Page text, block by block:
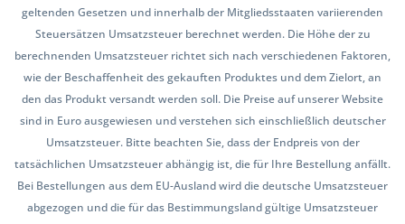
geltenden Gesetzen und innerhalb der Mitgliedsstaaten variierenden
Steuersätzen Umsatzsteuer berechnet werden. Die Höhe der zu
berechnenden Umsatzsteuer richtet sich nach verschiedenen Faktoren,
wie der Beschaffenheit des gekauften Produktes und dem Zielort, an
den das Produkt versandt werden soll. Die Preise auf unserer Website
sind in Euro ausgewiesen und verstehen sich einschließlich deutscher
Umsatzsteuer. Bitte beachten Sie, dass der Endpreis von der
tatsächlichen Umsatzsteuer abhängig ist, die für Ihre Bestellung anfällt.
Bei Bestellungen aus dem EU-Ausland wird die deutsche Umsatzsteuer
abgezogen und die für das Bestimmungsland gültige Umsatzsteuer